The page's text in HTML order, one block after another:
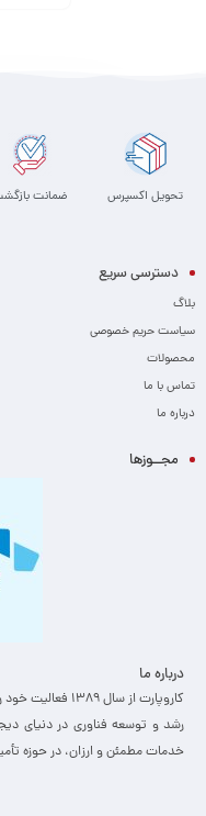
تحویل اکسپرس ضمانت
دسترسی سریع
بلاگ
سیاست حریم خصوصی
محصولات
تماس با ما
درباره ما
مجــوزها
درباره ما
کاروپارت از
خدمات مطمئن و ارزان، ­در حوزه